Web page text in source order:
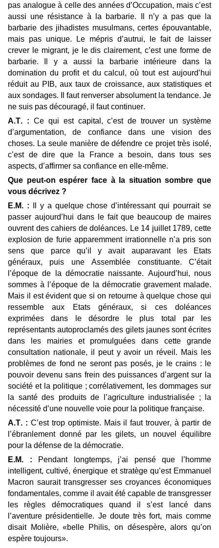
pas analogue à celle des années d’Occupation, mais c’est
aussi une résistance à la barbarie. Il n’y a pas que la
barbarie des jihadistes musulmans, certes épouvantable,
mais pas unique. Le mépris d’autrui, le fait de laisser
crever le migrant, je le dis clairement, c’est une forme de
barbarie. Il y a aussi la barbarie intérieure dans la
domination du profit et du calcul, où tout est aujourd’hui
réduit au PIB, aux taux de croissance, aux statistiques et
aux sondages. Il faut renverser absolument la tendance. Je
ne suis pas découragé, il faut continuer.
A.T. : Ce qui est capital, c’est de trouver un système
d’argumentation, de confiance dans une vision des
choses. La seule manière de défendre ce projet très isolé,
c’est de dire que la France a besoin, dans tous ses
aspects, d’affirmer sa confiance en elle-même.
Que peut-on espérer face à la situation sombre que
vous décrivez ?
E.M. : Il y a quelque chose d’intéressant qui pourrait se
passer aujourd’hui dans le fait que beaucoup de maires
ouvrent des cahiers de doléances. Le 14 juillet 1789, cette
explosion de furie apparemment irrationnelle n’a pris son
sens que parce qu’il y avait auparavant les Etats
généraux, puis une Assemblée constituante. C’était
l’époque de la démocratie naissante. Aujourd’hui, nous
sommes à l’époque de la démocratie gravement malade.
Mais il est évident que si on retourne à quelque chose qui
ressemble aux Etats généraux, si ces doléances
exprimées dans le désordre le plus total par les
représentants autoproclamés des gilets jaunes sont écrites
dans les mairies et promulguées dans cette grande
consultation nationale, il peut y avoir un réveil. Mais les
problèmes de fond ne seront pas posés, je le crains : le
pouvoir devenu sans frein des puissances d’argent sur la
société et la politique ; corrélativement, les dommages sur
la santé des produits de l’agriculture industrialisée ; la
nécessité d’une nouvelle voie pour la politique française.
A.T. : C’est trop optimiste. Mais il faut trouver, à partir de
l’ébranlement donné par les gilets, un nouvel équilibre
pour la défense de la démocratie.
E.M. : Pendant longtemps, j’ai pensé que l’homme
intelligent, cultivé, énergique et stratège qu’est Emmanuel
Macron saurait transgresser ses croyances économiques
fondamentales, comme il avait été capable de transgresser
les règles démocratiques quand il s’est lancé dans
l’aventure présidentielle. Je doute très fort, mais comme
disait Molière, «belle Philis, on désespère, alors qu’on
espère toujours».